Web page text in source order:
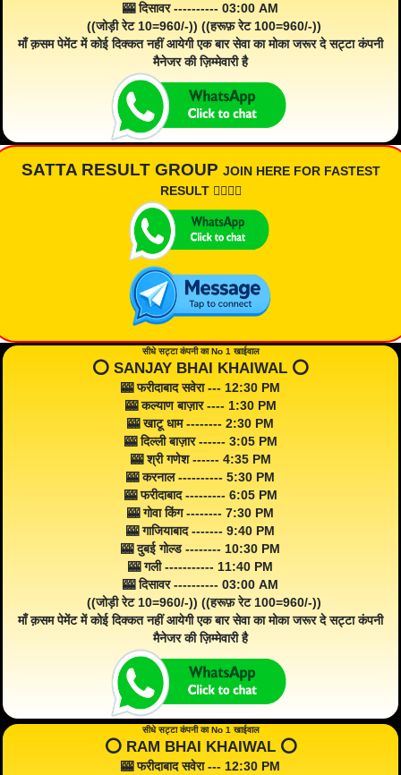
🎰 दिसावर ---------- 03:00 AM
((जोड़ी रेट 10=960/-)) ((हरूफ़ रेट 100=960/-))
माँ क़सम पेमेंट में कोई दिक्कत नहीं आयेगी एक बार सेवा का मोका जरूर दे सट्टा कंपनी
मैनेजर की ज़िम्मेवारी है
SATTA RESULT GROUP JOIN HERE FOR FASTEST
RESULT 👇🏾👇🏾
सीधे सट्टा कंपनी का No 1 खाईवाल
⭕️ SANJAY BHAI KHAIWAL ⭕️
🎰 फरीदाबाद सवेरा --- 12:30 PM
🎰 कल्याण बाज़ार ---- 1:30 PM
🎰 खाटू धाम -------- 2:30 PM
🎰 दिल्ली बाज़ार ------ 3:05 PM
🎰 श्री गणेश ------ 4:35 PM
🎰 करनाल ---------- 5:30 PM
🎰 फरीदाबाद --------- 6:05 PM
🎰 गोवा किंग -------- 7:30 PM
🎰 गाजियाबाद ------- 9:40 PM
🎰 दुबई गोल्ड -------- 10:30 PM
🎰 गली ----------- 11:40 PM
🎰 दिसावर ---------- 03:00 AM
((जोड़ी रेट 10=960/-)) ((हरूफ़ रेट 100=960/-))
माँ क़सम पेमेंट में कोई दिक्कत नहीं आयेगी एक बार सेवा का मोका जरूर दे सट्टा कंपनी
मैनेजर की ज़िम्मेवारी है
सीधे सट्टा कंपनी का No 1 खाईवाल
⭕️ RAM BHAI KHAIWAL ⭕️
🎰 फरीदाबाद सवेरा --- 12:30 PM